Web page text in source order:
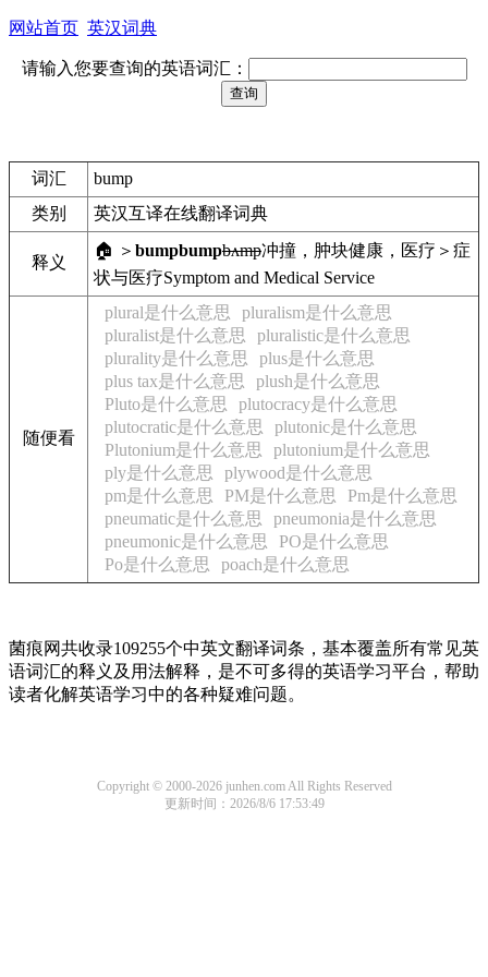
网站首页 英汉词典
请输入您要查询的英语词汇：
词汇
bump
类别
英汉互译在线翻译词典
释义
🏠 ＞ bumpbumpbʌmp冲撞，肿块健康，医疗＞症
状与医疗Symptom and Medical Service
随便看
plural是什么意思
pluralism是什么意思
pluralist是什么意思
pluralistic是什么意思
plurality是什么意思
plus是什么意思
plus tax是什么意思
plush是什么意思
Pluto是什么意思
plutocracy是什么意思
plutocratic是什么意思
plutonic是什么意思
Plutonium是什么意思
plutonium是什么意思
ply是什么意思
plywood是什么意思
pm是什么意思
PM是什么意思
Pm是什么意思
pneumatic是什么意思
pneumonia是什么意思
pneumonic是什么意思
PO是什么意思
Po是什么意思
poach是什么意思
菌痕网共收录109255个中英文翻译词条，基本覆盖所有常见英
语词汇的释义及用法解释，是不可多得的英语学习平台，帮助
读者化解英语学习中的各种疑难问题。
Copyright © 2000-2026 junhen.com All Rights Reserved
更新时间：2026/8/6 17:53:49